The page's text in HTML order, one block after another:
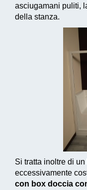
asciugamani puliti,
della stanza.
Si tratta inoltre di un
eccessivamente
con box doccia